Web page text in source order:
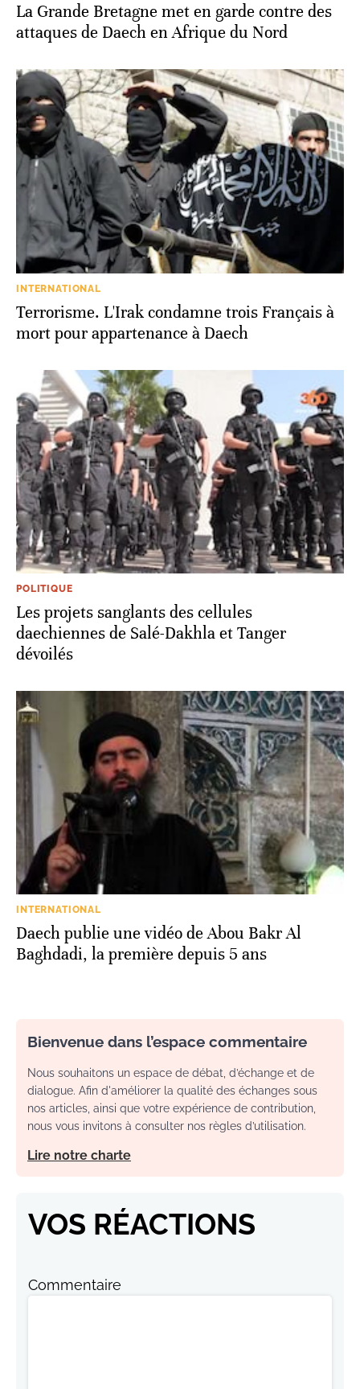
La Grande Bretagne met en garde contre des
attaques de Daech en Afrique du Nord
INTERNATIONAL
Terrorisme. L'Irak condamne trois Français à
mort pour appartenance à Daech
POLITIQUE
Les projets sanglants des cellules
daechiennes de Salé-Dakhla et Tanger
dévoilés
INTERNATIONAL
Daech publie une vidéo de Abou Bakr Al
Baghdadi, la première depuis 5 ans
Bienvenue dans l’espace commentaire
Nous souhaitons un espace de débat, d’échange et de
dialogue. Afin d'améliorer la qualité des échanges sous
nos articles, ainsi que votre expérience de contribution,
nous vous invitons à consulter nos règles d’utilisation.
Lire notre charte
VOS RÉACTIONS
Commentaire